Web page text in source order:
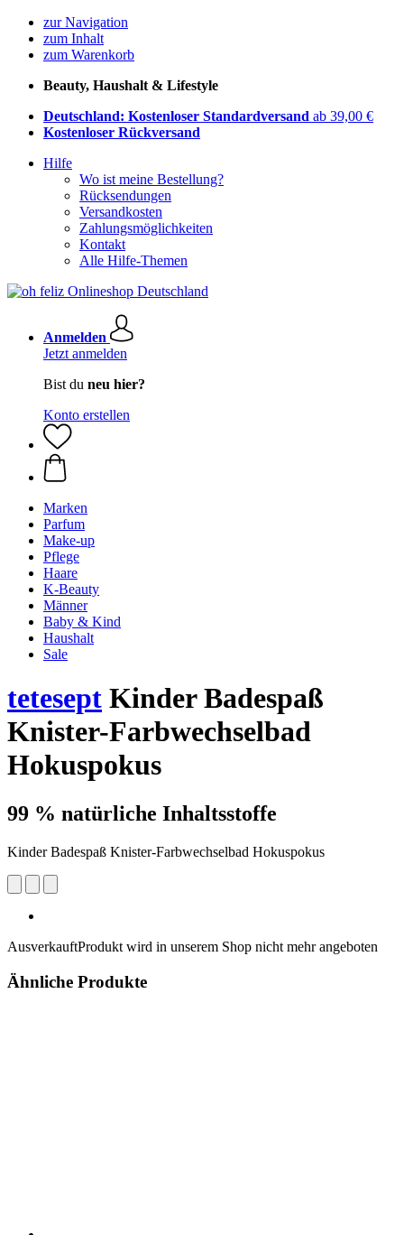
zur Navigation
zum Inhalt
zum Warenkorb
Beauty, Haushalt & Lifestyle
Deutschland: Kostenloser Standardversand ab 39,00 €
Kostenloser Rückversand
Hilfe
Wo ist meine Bestellung?
Rücksendungen
Versandkosten
Zahlungsmöglichkeiten
Kontakt
Alle Hilfe-Themen
Anmelden
Jetzt anmelden
Bist du neu hier?
Konto erstellen
Marken
Parfum
Make-up
Pflege
Haare
K-Beauty
Männer
Baby & Kind
Haushalt
Sale
tetesept Kinder Badespaß
Knister-Farbwechselbad
Hokuspokus
99 % natürliche Inhaltsstoffe
Kinder Badespaß Knister-Farbwechselbad Hokuspokus
AusverkauftProdukt wird in unserem Shop nicht mehr angeboten
Ähnliche Produkte